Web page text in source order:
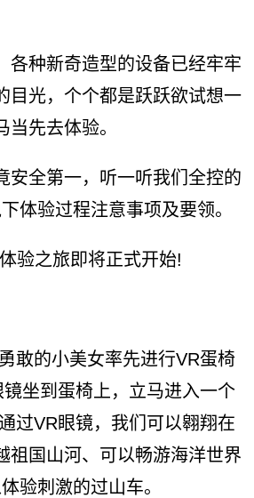
种新奇造型的设备已经牢牢
目光，个个都是跃跃欲试想一
当先去体验。
全第一，听一听我们全控的
体验过程注意事项及要领。
之旅即将正式开始!
的小美女率先进行VR蛋椅
坐到蛋椅上，立马进入一个
过VR眼镜，我们可以翱翔在
祖国山河、可以畅游海洋世界
验刺激的过山车。